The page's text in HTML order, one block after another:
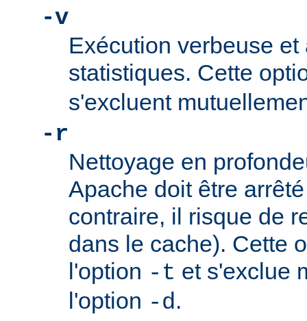
-v
Exécution verbeuse et
statistiques. Cette
s'excluent
-r
Nettoyage en
Apache doit être
contraire, il risque de
dans le cache). Cette
l'option -t et s'exclue
l'option -d.